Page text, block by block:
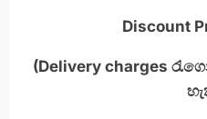
Discount
(Delivery charges